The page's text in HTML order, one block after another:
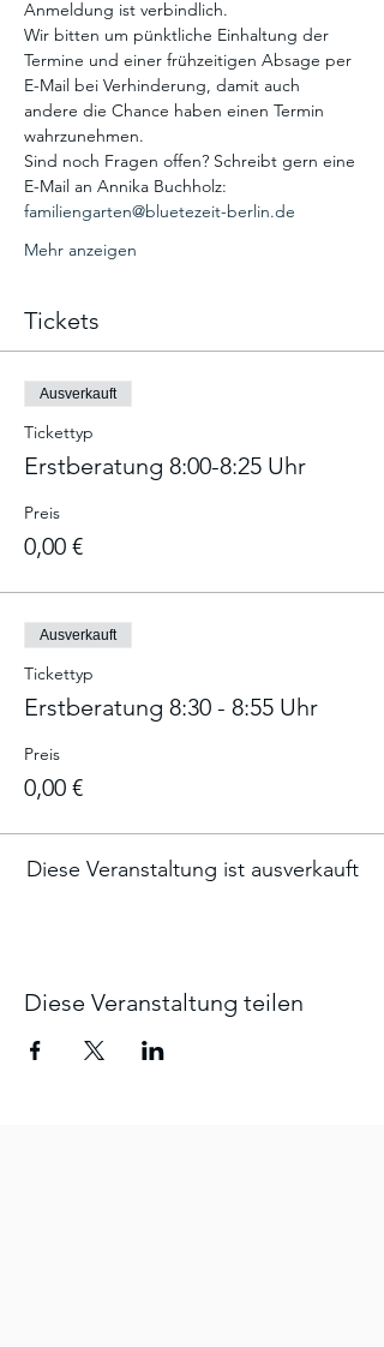
Anmeldung ist verbindlich.
Wir bitten um pünktliche Einhaltung der
Termine und einer frühzeitigen Absage per
E-Mail bei Verhinderung, damit auch
andere die Chance haben einen Termin
wahrzunehmen.
Sind noch Fragen offen? Schreibt gern eine
E-Mail an Annika Buchholz:
familiengarten@bluetezeit-berlin.de
Mehr anzeigen
Tickets
Ausverkauft
Tickettyp
Erstberatung 8:00-8:25 Uhr
Preis
0,00 €
Ausverkauft
Tickettyp
Erstberatung 8:30 - 8:55 Uhr
Preis
0,00 €
Diese Veranstaltung ist ausverkauft
Diese Veranstaltung teilen